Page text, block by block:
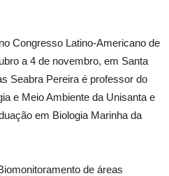
Congresso Latino-Americano de
a 4 de novembro, em Santa
Seabra Pereira é professor do
e Meio Ambiente da Unisanta e
em Biologia Marinha da
de áreas